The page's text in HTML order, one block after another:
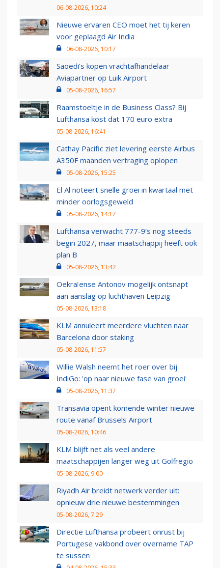
06-08-2026, 10:24
Nieuwe ervaren CEO moet het tij keren
voor geplaagd Air India
06-08-2026, 10:17
Saoedi’s kopen vrachtafhandelaar
Aviapartner op Luik Airport
05-08-2026, 16:57
Raamstoeltje in de Business Class? Bij
Lufthansa kost dat 170 euro extra
05-08-2026, 16:41
Cathay Pacific ziet levering eerste Airbus
A350F maanden vertraging oplopen
05-08-2026, 15:25
El Al noteert snelle groei in kwartaal met
minder oorlogsgeweld
05-08-2026, 14:17
Lufthansa verwacht 777-9’s nog steeds
begin 2027, maar maatschappij heeft ook
plan B
05-08-2026, 13:42
Oekraïense Antonov mogelijk ontsnapt
aan aanslag op luchthaven Leipzig
05-08-2026, 13:18
KLM annuleert meerdere vluchten naar
Barcelona door staking
05-08-2026, 11:57
Willie Walsh neemt het roer over bij
IndiGo: 'op naar nieuwe fase van groei'
05-08-2026, 11:37
Transavia opent komende winter nieuwe
route vanaf Brussels Airport
05-08-2026, 10:46
KLM blijft net als veel andere
maatschappijen langer weg uit Golfregio
05-08-2026, 9:00
Riyadh Air breidt netwerk verder uit:
opnieuw drie nieuwe bestemmingen
05-08-2026, 7:29
Directie Lufthansa probeert onrust bij
Portugese vakbond over overname TAP
te sussen